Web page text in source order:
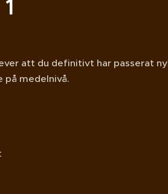
att du definitivt har passerat
på medelnivå.